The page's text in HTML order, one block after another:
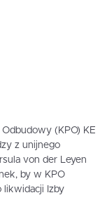
(KPO) KE
z unijnego
von der Leyen
by w KPO
likwidacji Izby